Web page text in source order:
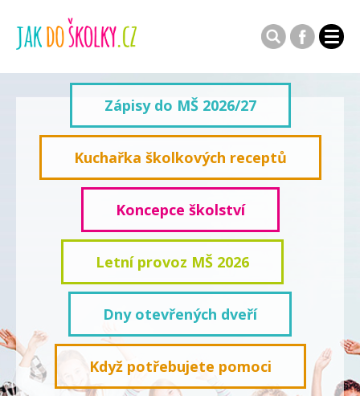
Zápisy do MŠ 2026/27
Kuchařka školkových receptů
Koncepce školství
Letní provoz MŠ 2026
Dny otevřených dveří
Když potřebujete pomoci